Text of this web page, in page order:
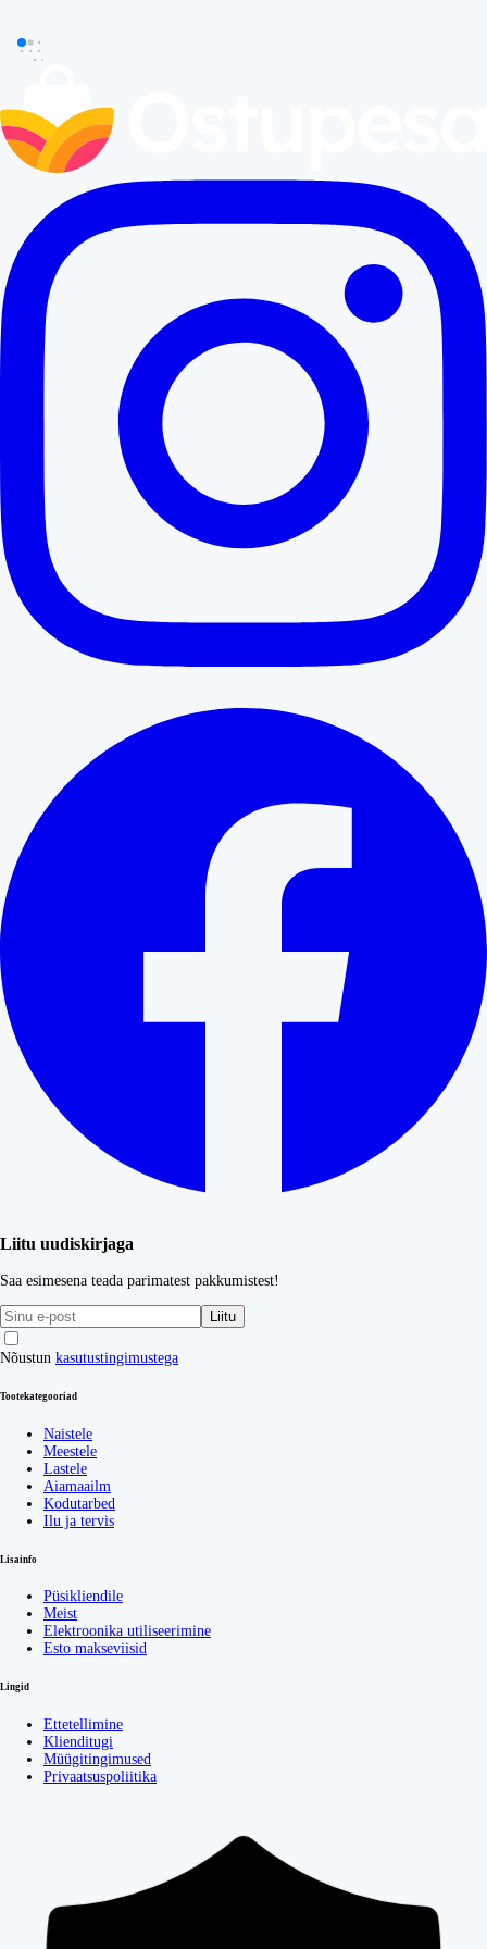
Liitu uudiskirjaga
Saa esimesena teada parimatest pakkumistest!
Liitu
Nõustun kasutustingimustega
Tootekategooriad
Naistele
Meestele
Lastele
Aiamaailm
Kodutarbed
Ilu ja tervis
Lisainfo
Püsikliendile
Meist
Elektroonika utiliseerimine
Esto makseviisid
Lingid
Ettetellimine
Klienditugi
Müügitingimused
Privaatsuspoliitika